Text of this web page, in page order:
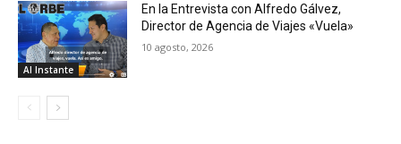
Al Instante
En la Entrevista con Alfredo Gálvez,
Director de Agencia de Viajes «Vuela»
10 agosto, 2026